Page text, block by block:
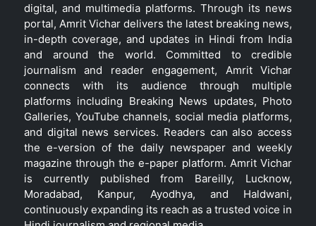
digital, and multimedia platforms. Through its news
portal, Amrit Vichar delivers the latest breaking news,
in-depth coverage, and updates in Hindi from India
and around the world. Committed to credible
journalism and reader engagement, Amrit Vichar
connects with its audience through multiple
platforms including Breaking News updates, Photo
Galleries, YouTube channels, social media platforms,
and digital news services. Readers can also access
the e-version of the daily newspaper and weekly
magazine through the e-paper platform. Amrit Vichar
is currently published from Bareilly, Lucknow,
Moradabad, Kanpur, Ayodhya, and Haldwani,
continuously expanding its reach as a trusted voice in